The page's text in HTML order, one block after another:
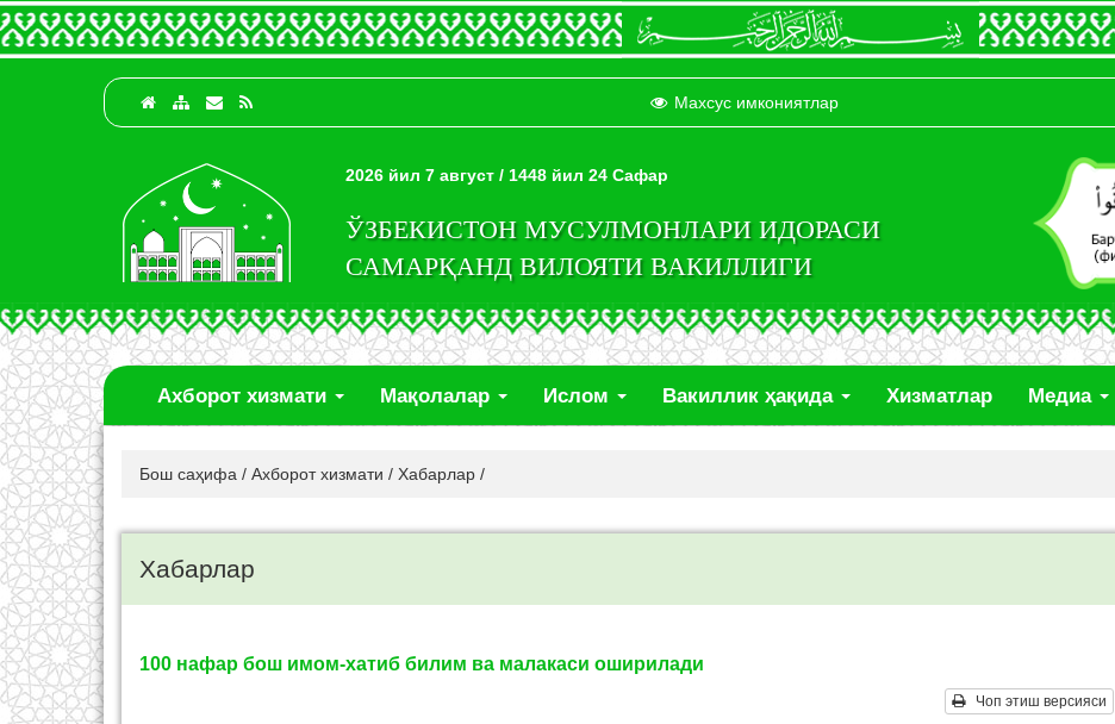
Махсус имкониятлар
2026 йил 7 август / 1448 йил 24 Сафар
ЎЗБЕКИСТОН МУСУЛМОНЛАРИ ИДОРАСИ
САМАРҚАНД ВИЛОЯТИ ВАКИЛЛИГИ
Ахборот хизмати Мақолалар Ислом Вакиллик ҳақида Хизматлар Медиа
Бош саҳифа / Ахборот хизмати / Хабарлар /
Хабарлар
100 нафар бош имом-хатиб билим ва малакаси оширилади
Чоп этиш версияси